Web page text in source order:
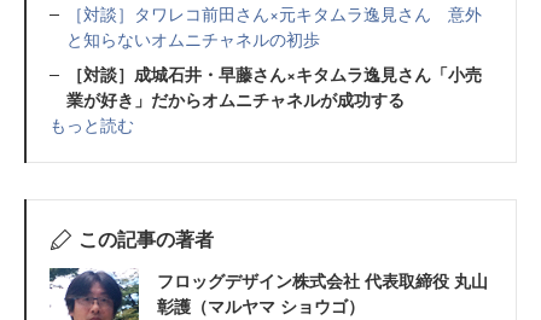
［対談］タワレコ前田さん×元キタムラ逸見さん 意外
と知らないオムニチャネルの初歩
［対談］成城石井・早藤さん×キタムラ逸見さん「小売
業が好き」だからオムニチャネルが成功する
もっと読む
この記事の著者
フロッグデザイン株式会社 代表取締役 丸山
彰護（マルヤマ ショウゴ）